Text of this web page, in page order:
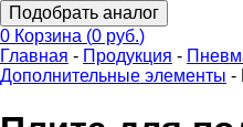
Подобрать аналог
0 Корзина (0 руб.)
Главная - Продукция -
Дополнительные элементы -